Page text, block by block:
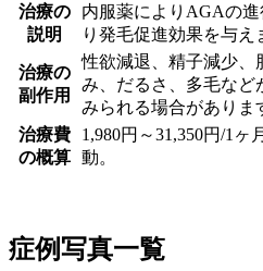
治療の
説明
内服薬によりAGAの
り発毛促進効果を与え
治療の
副作用
性欲減退、精子減少、
み、だるさ、多毛など
みられる場合がありま
治療費
の概算
1,980円～31,350円/1
動。
症例写真一覧